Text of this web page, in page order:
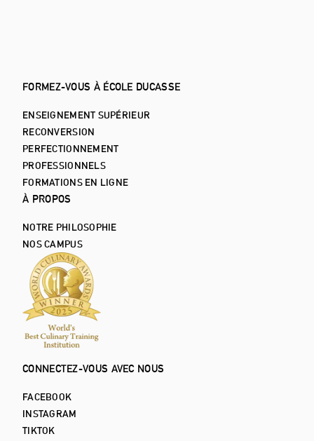
FORMEZ-VOUS À ÉCOLE DUCASSE
ENSEIGNEMENT SUPÉRIEUR
RECONVERSION
PERFECTIONNEMENT
PROFESSIONNELS
FORMATIONS EN LIGNE
À PROPOS
NOTRE PHILOSOPHIE
NOS CAMPUS
CONNECTEZ-VOUS AVEC NOUS
FACEBOOK
INSTAGRAM
TIKTOK